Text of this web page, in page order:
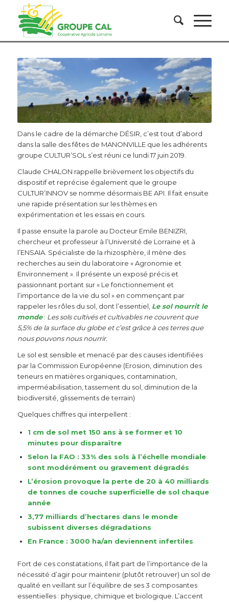
Dans le cadre de la démarche DÉSIR, c’est tout d’abord
dans la salle des fêtes de MANONVILLE que les adhérents
groupe CULTUR’SOL s’est réuni ce lundi 17 juin 2019.
Claude CHALON rappelle brièvement les objectifs du
dispositif et reprécise également que le groupe
CULTUR’INNOV se nomme désormais BE API. Il fait ensuite
une rapide présentation sur les thèmes en
expérimentation et les essais en cours.
Il passe ensuite la parole au Docteur Emile BENIZRI,
chercheur et professeur à l’Université de Lorraine et à
l’ENSAIA. Spécialiste de la rhizosphère, il mène des
recherches au sein du laboratoire « Agronomie et
Environnement ». Il présente un exposé précis et
passionnant portant sur « Le fonctionnement et
l’importance de la vie du sol » en commençant par
rappeler les rôles du sol, dont l’essentiel, Le sol nourrit le
monde: Les sols cultivés et cultivables ne couvrent que
5,5% de la surface du globe et c’est grâce à ces terres que
nous pouvons nous nourrir.
Le sol est sensible et menacé par des causes identifiées
par la Commission Européenne (Erosion, diminution des
teneurs en matières organiques, contamination,
imperméabilisation, tassement du sol, diminution de la
biodiversité, glissements de terrain)
Quelques chiffres qui interpellent :
1 cm de sol met 150 ans à se former et 10
minutes pour disparaître
Selon la FAO : 33% des sols à l’échelle mondiale
sont modérément ou gravement dégradés
L’érosion provoque la perte de 20 à 40 milliards
de tonnes de couche superficielle de sol chaque
année
3,77 milliards d’hectares dans le monde
subissent diverses dégradations
En France : 3000 ha/an deviennent infertiles
Fort de ces constatations, il fait part de l’importance de la
nécessité d’agir pour maintenir (plutôt retrouver) un sol de
qualité en veillant sur l’équilibre de ses 3 composantes
essentielles : physique, chimique et biologique. L’accent